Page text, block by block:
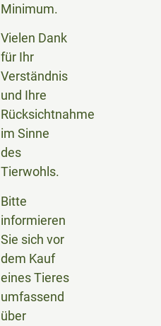
Minimum.
Vielen Dank
für Ihr
Verständnis
und Ihre
Rücksichtnahme
im Sinne
des
Tierwohls.
Bitte
informieren
Sie sich vor
dem Kauf
eines Tieres
umfassend
über